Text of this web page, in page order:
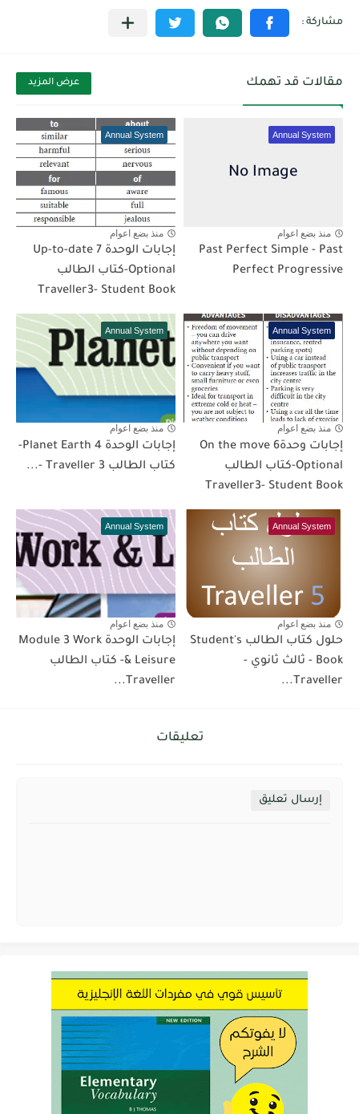
مقالات قد تهمك عرض المزيد
Annual System
منذ بضع اعوام
Past Perfect Simple - Past
Perfect Progressive
Annual System
منذ بضع اعوام
إجابات الوحدة 7 Up-to-date
Optional-كتاب الطالب
Traveller3- Student Book
Annual System
منذ بضع اعوام
إجابات وحدة6 On the move
Optional-كتاب الطالب
Traveller3- Student Book
Annual System
منذ بضع اعوام
إجابات الوحدة 4 Planet Earth-
كتاب الطالب Traveller 3 -...
Annual System
منذ بضع اعوام
حلول كتاب الطالب Student's
Book - ثالث ثانوي -
Traveller...
Annual System
منذ بضع اعوام
إجابات الوحدة Module 3 Work
& Leisure- كتاب الطالب
Traveller...
تعليقات
إرسال تعليق